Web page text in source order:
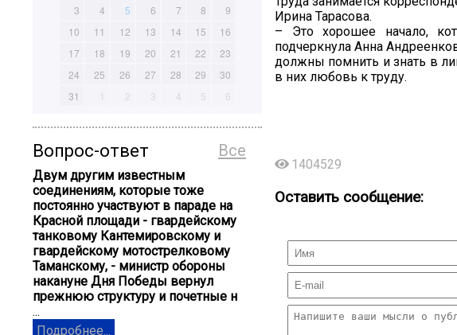
3
4 5 6 7 8
9
10
11 12 13 14 15
16
17
18 19 20 21 22
23
24
25 26 27 28 29
30
31
1 2 3 4 5 6
Все
Вопрос-ответ
Двум другим известным
соединениям, которые тоже
постоянно участвуют в параде на
Красной площади - гвардейскому
танковому Кантемировскому и
гвардейскому мотострелковому
Таманскому, - министр обороны
накануне Дня Победы вернул
прежнюю структуру и почетные н
...
Подробнее...
Ирина Тарасова.
– Это хорошее начало,
подчеркнула Анна
должны помнить и знать в
в них любовь к труду.
1404529
Оставить сообщение: